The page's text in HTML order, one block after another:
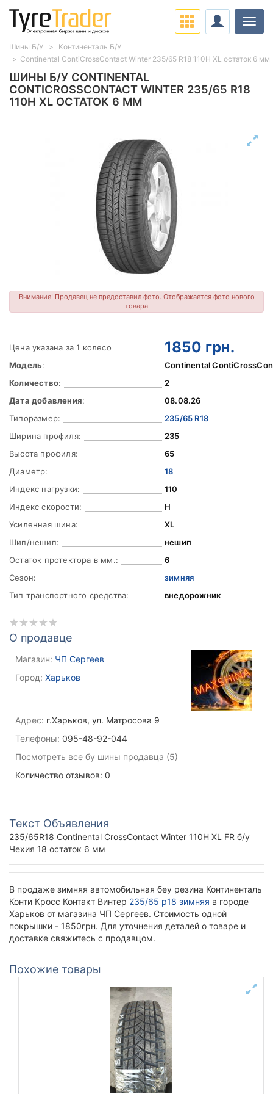
ШИНЫ Б/У CONTINENTAL
CONTICROSSCONTACT WINTER 235/65 R18
110H XL ОСТАТОК 6 ММ
Внимание! Продавец не предоставил фото. Отображается фото нового
товара
Цена указана за 1 колесо 1850 грн.
Модель:
Continental
Количество:
2
Дата добавления:
08.08.26
Типоразмер:
235/65 R18
Ширина профиля:
235
Высота профиля:
65
Диаметр:
18
Индекс нагрузки:
110
Индекс скорости:
H
Усиленная шина:
XL
Шип/нешип:
нешип
Остаток протектора в мм.:
6
Сезон:
зимняя
Тип транспортного средства:
внедорожник
О продавце
Магазин: ЧП Сергеев
Город: Харьков
Адрес: г.Харьков, ул. Матросова 9
Телефоны: 095-48-92-044
Посмотреть все бу шины продавца (5)
Количество отзывов: 0
Текст Объявления
235/65R18 Continental CrossContact Winter 110H XL FR б/у
Чехия 18 остаток 6 мм
В продаже зимняя автомобильная беу резина Континенталь
Конти Кросс Контакт Винтер 235/65 р18 зимняя в городе
Харьков от магазина ЧП Сергеев. Стоимость одной
покрышки - 1850грн. Для уточнения деталей о товаре и
доставке свяжитесь с продавцом.
Похожие товары
Шины Б/У
Континенталь Б/У
Continental ContiCrossContact Winter 235/65 R18 110H XL остаток 6 мм